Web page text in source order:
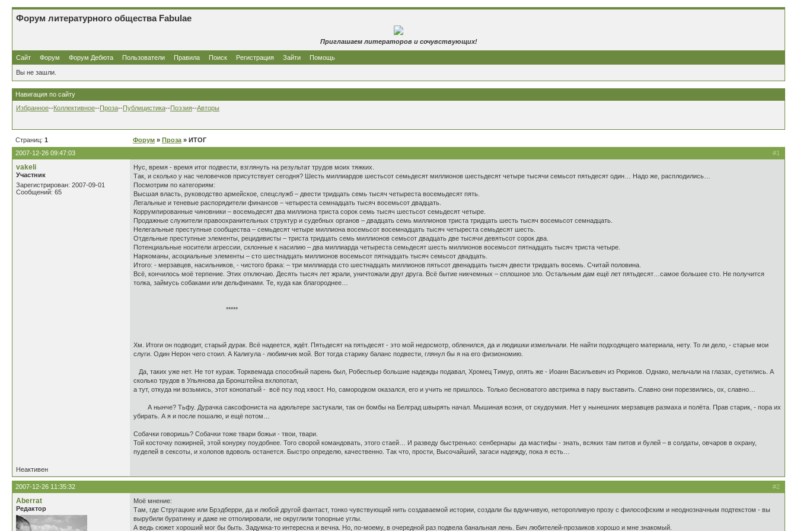
Форум литературного общества Fabulae
Приглашаем литераторов и сочувствующих!
Сайт Форум Форум Дебюта Пользователи Правила Поиск Регистрация Зайти Помощь
Вы не зашли.
Навигация по сайту
Избранное--Коллективное--Проза--Публицистика--Поэзия--Авторы
Страниц: 1 Форум » Проза » ИТОГ
#1
2007-12-26 09:47:03
vakeli
Участник
Зарегистрирован: 2007-09-01
Сообщений: 65
Нус, время - время итог подвести, взглянуть на результат трудов моих тяжких.
Так, и сколько у нас человечков присутствует сегодня? Шесть миллиардов шестьсот семьдесят миллионов шестьдесят четыре тысячи семьсот пятьдесят один… Надо же, расплодились…
Посмотрим по категориям:
Высшая власть, руководство армейское, спецслужб – двести тридцать семь тысяч четыреста восемьдесят пять.
Легальные и теневые распорядители финансов – четыреста семнадцать тысяч восемьсот двадцать.
Коррумпированные чиновники – восемьдесят два миллиона триста сорок семь тысяч шестьсот семьдесят четыре.
Продажные служители правоохранительных структур и судебных органов – двадцать семь миллионов триста тридцать шесть тысяч восемьсот семнадцать.
Нелегальные преступные сообщества – семьдесят четыре миллиона восемьсот восемнадцать тысяч четыреста семьдесят шесть.
Отдельные преступные элементы, рецидивисты – триста тридцать семь миллионов семьсот двадцать две тысячи девятьсот сорок два.
Потенциальные носители агрессии, склонные к насилию – два миллиарда четыреста семьдесят шесть миллионов восемьсот пятнадцать тысяч триста четыре.
Наркоманы, асоциальные элементы – сто шестнадцать миллионов восемьсот пятнадцать тысяч семьсот двадцать.
Итого: - мерзавцев, насильников, - чистого брака: – три миллиарда сто шестнадцать миллионов пятьсот двенадцать тысяч двести тридцать восемь. Считай половина.
Всё, кончилось моё терпение. Этих отключаю. Десять тысяч лет жрали, уничтожали друг друга. Всё бытие никчемных – сплошное зло. Остальным дам ещё лет пятьдесят…самое большее сто. Не получится
толка, займусь собаками или дельфинами. Те, куда как благороднее…
*****
Хм. Итоги он подводит, старый дурак. Всё надеется, ждёт. Пятьдесят на пятьдесят - это мой недосмотр, обленился, да и людишки измельчали. Не найти подходящего материала, нету. То ли дело, - старые мои
слуги. Один Нерон чего стоил. А Калигула - любимчик мой. Вот тогда старику баланс подвести, глянул бы я на его физиономию.
Да, таких уже нет. Не тот кураж. Торквемада способный парень был, Робеспьер большие надежды подавал, Хромец Тимур, опять же - Иоанн Васильевич из Рюриков. Однако, мельчали на глазах, суетились. А
сколько трудов в Ульянова да Бронштейна вхлопотал,
а тут, откуда ни возьмись, этот конопатый - всё псу под хвост. Но, самородком оказался, его и учить не пришлось. Только бесноватого австрияка в пару выставить. Славно они порезвились, ох, славно…
А нынче? Тьфу. Дурачка саксофониста на адюльтере застукали, так он бомбы на Белград швырять начал. Мышиная возня, от скудоумия. Нет у нынешних мерзавцев размаха и полёта. Прав старик, - пора их
убирать. А я и после пошалю, и ещё потом…
Собачки говоришь? Собачки тоже твари божьи - твои, твари.
Той косточку пожирней, этой конурку поудобнее. Того сворой командовать, этого стаей… И разведу быстренько: сенбернары да мастифы - знать, всяких там питов и булей – в солдаты, овчаров в охрану,
пуделей в сексоты, и холопов вдоволь останется. Быстро определю, качественно. Так что, прости, Высочайший, загаси надежду, пока я есть…
Неактивен
#2
2007-12-26 11:35:32
Aberrat
Редактор
Моё мнение:
Там, где Стругацкие или Брэдберри, да и любой другой фантаст, тонко чувствующий нить создаваемой истории, создали бы вдумчивую, неторопливую прозу с философским и неоднозначным подтекстом - вы
вырубили буратинку и даже не отполировали, не округлили топорные углы.
А ведь сюжет хороший мог бы быть. Задумка-то интересна и вечна. Но, по-моему, в очередной раз подвела банальная лень. Бич любителей-прозаиков хорошо и мне знакомый.